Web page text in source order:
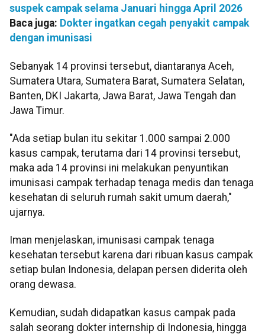
suspek campak selama Januari hingga April 2026
Baca juga: Dokter ingatkan cegah penyakit campak
dengan imunisasi
Sebanyak 14 provinsi tersebut, diantaranya Aceh,
Sumatera Utara, Sumatera Barat, Sumatera Selatan,
Banten, DKI Jakarta, Jawa Barat, Jawa Tengah dan
Jawa Timur.
"Ada setiap bulan itu sekitar 1.000 sampai 2.000
kasus campak, terutama dari 14 provinsi tersebut,
maka ada 14 provinsi ini melakukan penyuntikan
imunisasi campak terhadap tenaga medis dan tenaga
kesehatan di seluruh rumah sakit umum daerah,"
ujarnya.
Iman menjelaskan, imunisasi campak tenaga
kesehatan tersebut karena dari ribuan kasus campak
setiap bulan Indonesia, delapan persen diderita oleh
orang dewasa.
Kemudian, sudah didapatkan kasus campak pada
salah seorang dokter internship di Indonesia, hingga